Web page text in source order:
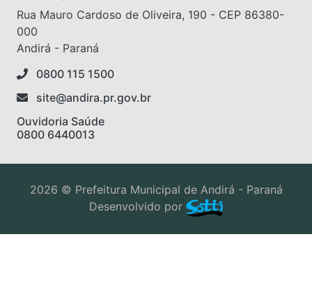
Rua Mauro Cardoso de Oliveira, 190 - CEP 86380-
000
Andirá - Paraná
0800 115 1500
site@andira.pr.gov.br
Ouvidoria Saúde
0800 6440013
2026 © Prefeitura Municipal de Andirá - Paraná
Desenvolvido por